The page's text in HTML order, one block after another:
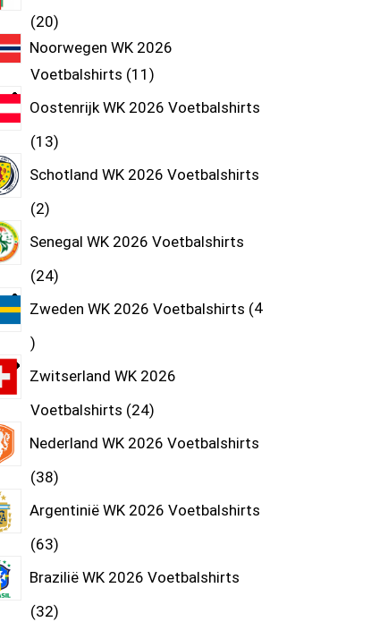
20
Noorwegen WK 2026
Voetbalshirts 11
Oostenrijk WK 2026 Voetbalshirts
13
Schotland WK 2026 Voetbalshirts
2
Senegal WK 2026 Voetbalshirts
24
Zweden WK 2026 Voetbalshirts 4
Zwitserland WK 2026
Voetbalshirts 24
Nederland WK 2026 Voetbalshirts
38
Argentinië WK 2026 Voetbalshirts
63
Brazilië WK 2026 Voetbalshirts
32